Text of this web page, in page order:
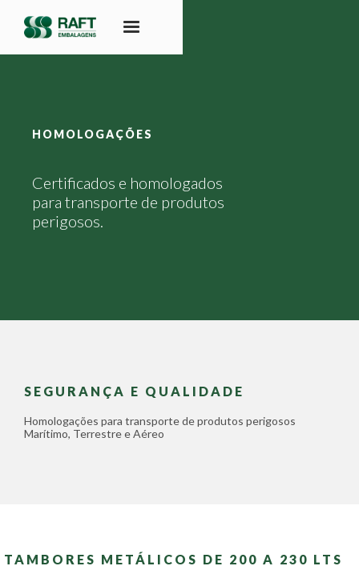
HOMOLOGAÇÕES
Certificados e homologados
para transporte de produtos
perigosos.
SEGURANÇA E QUALIDADE
Homologações para transporte de produtos perigosos
Marítimo, Terrestre e Aéreo
TAMBORES METÁLICOS DE 200 A 230 LTS